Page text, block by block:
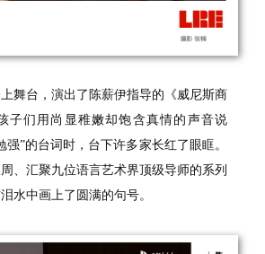
舞台，演出了陈薪伊指导的《威尼斯商
子们用尚显稚嫩却饱含真情的声音说
强”的台词时，台下许多家长红了眼眶。
、汇聚九位语言艺术界顶级导师的系列
水中画上了圆满的句号。